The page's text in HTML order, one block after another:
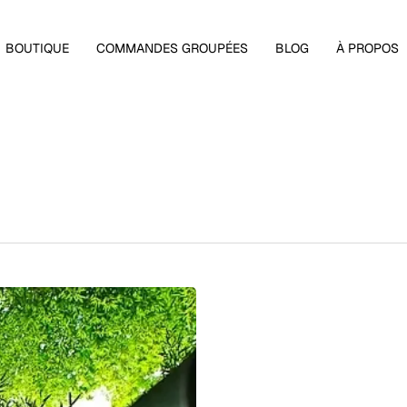
fermer.
BOUTIQUE COMMANDES GROUPÉES BLOG À PROPOS
Panier